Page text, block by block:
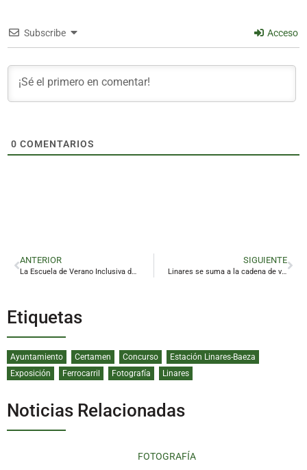
Subscribe Acceso
0 COMENTARIOS
ANTERIOR
La Escuela de Verano Inclusiva de Linares crece para dar cobertura total a menores con necesidades especiales
SIGUIENTE
Linares se suma a la cadena de vida de las donaciones de órganos en la provincia
Etiquetas
Ayuntamiento Certamen Concurso
Estación Linares-Baeza
Exposición
Ferrocarril Fotografía Linares
Noticias Relacionadas
FOTOGRAFÍA